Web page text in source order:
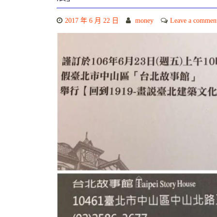
2017 年 6 月 22 日 money Leave a